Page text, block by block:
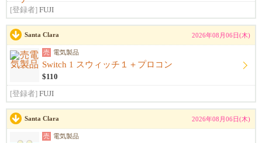
[登録者] FUJI
Santa Clara 2026年08月06日(木)
売 電気製品
Switch 1 スウィッチ１＋プロコン
$110
[登録者] FUJI
Santa Clara 2026年08月06日(木)
売 電気製品